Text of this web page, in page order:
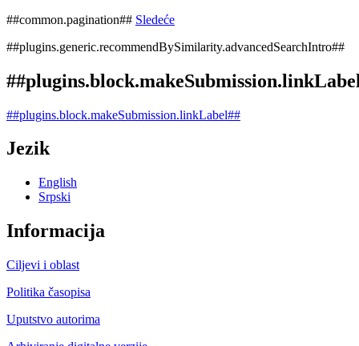
##common.pagination## Sledeće
##plugins.generic.recommendBySimilarity.advancedSearchIntro##
##plugins.block.makeSubmission.linkLabel##
Jezik
English
Srpski
Informacija
Ciljevi i oblast
Politika časopisa
Uputstvo autorima